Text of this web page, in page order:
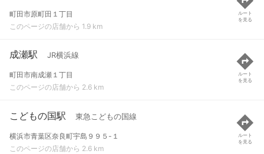
町田市原町田１丁目
このページの店舗から 1.9 km
ルート
を見る
成瀬駅 JR横浜線
町田市南成瀬１丁目
このページの店舗から 2.6 km
ルート
を見る
こどもの国駅 東急こどもの国線
横浜市青葉区奈良町宇島９９５-１
このページの店舗から 2.6 km
ルート
を見る